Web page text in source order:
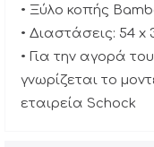
• Ξύλο κοπής
• Διαστάσεις: 54 x
• Για την αγορά
γνωρίζεται το
εταιρεία Schock